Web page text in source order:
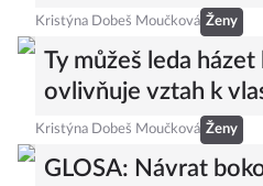
Kristýna Dobeš Moučková Ženy
Ty můžeš leda
ovlivňuje vztah k
Kristýna Dobeš Moučková Ženy
GLOSA: Návrat